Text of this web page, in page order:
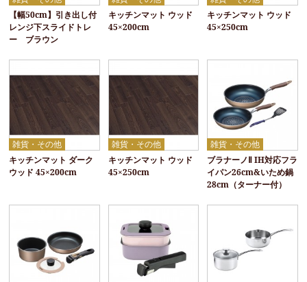
【幅50cm】引き出し付
レンジ下スライドトレ
ー ブラウン
キッチンマット ウッド
45×200cm
キッチンマット ウッド
45×250cm
雑貨・その他
キッチンマット ダーク
ウッド 45×200cm
雑貨・その他
キッチンマット ウッド
45×250cm
雑貨・その他
ブラナーノⅡ IH対応フラ
イパン26cm&いため鍋
28cm（ターナー付）